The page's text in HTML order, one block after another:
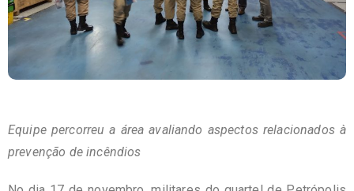
Equipe percorreu a área avaliando aspectos relacionados à
prevenção de incêndios